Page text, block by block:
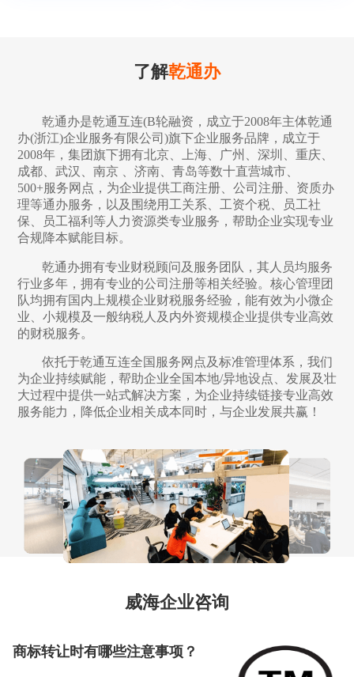
了解乾通办
乾通办是乾通互连(B轮融资，成立于2008年主体乾通
办(浙江)企业服务有限公司)旗下企业服务品牌，成立于
2008年，集团旗下拥有北京、上海、广州、深圳、重庆、
成都、武汉、南京 、济南、青岛等数十直营城市、
500+服务网点，为企业提供工商注册、公司注册、资质办
理等通办服务，以及围绕用工关系、工资个税、员工社
保、员工福利等人力资源类专业服务，帮助企业实现专业
合规降本赋能目标。
乾通办拥有专业财税顾问及服务团队，其人员均服务
行业多年，拥有专业的公司注册等相关经验。核心管理团
队均拥有国内上规模企业财税服务经验，能有效为小微企
业、小规模及一般纳税人及内外资规模企业提供专业高效
的财税服务。
依托于乾通互连全国服务网点及标准管理体系，我们
为企业持续赋能，帮助企业全国本地/异地设点、发展及壮
大过程中提供一站式解决方案，为企业持续链接专业高效
服务能力，降低企业相关成本同时，与企业发展共赢！
威海企业咨询
商标转让时有哪些注意事项？